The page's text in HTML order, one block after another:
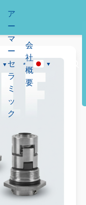
ア
ー
マ
ー
セ
ラ
ミ
ッ
ク
会
社
概
要